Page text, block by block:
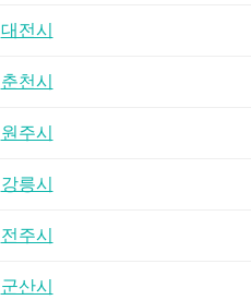
대전시
춘천시
원주시
강릉시
전주시
군산시